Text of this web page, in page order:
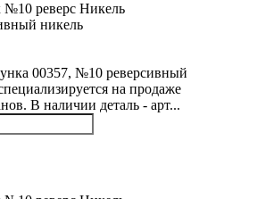
никель
00357, №10 реверсивный
на продаже
В наличии деталь - арт...